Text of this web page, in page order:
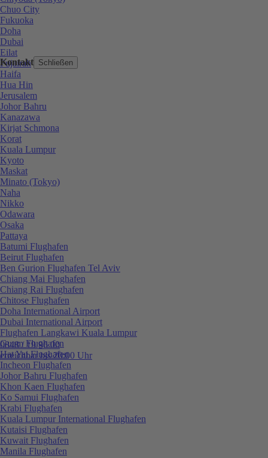
Kontakt Schließen
0848 / 19 96 00
erreichbar bis 20:00 Uhr
Chuo City
Fukuoka
Doha
Dubai
Eilat
Fujairah
Haifa
Hua Hin
Jerusalem
Johor Bahru
Kanazawa
Kirjat Schmona
Korat
Kuala Lumpur
Kyoto
Maskat
Minato (Tokyo)
Naha
Nikko
Odawara
Osaka
Pattaya
Batumi Flughafen
Beirut Flughafen
Ben Gurion Flughafen Tel Aviv
Chiang Mai Flughafen
Chiang Rai Flughafen
Chitose Flughafen
Doha International Airport
Dubai International Airport
Flughafen Langkawi Kuala Lumpur
Guam Flughafen
Hat Yai Flughafen
Incheon Flughafen
Johor Bahru Flughafen
Khon Kaen Flughafen
Ko Samui Flughafen
Krabi Flughafen
Kuala Lumpur International Flughafen
Kutaisi Flughafen
Kuwait Flughafen
Manila Flughafen